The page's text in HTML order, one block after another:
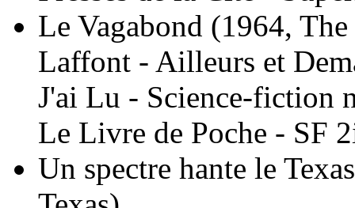
Le Vagabond (1964,
Laffont - Ailleurs et
J'ai Lu - Science-fiction
Le Livre de Poche - SF
Un spectre hante le Texas